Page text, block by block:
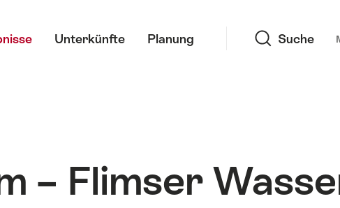
Unterkünfte Planung Suche
– Flimser